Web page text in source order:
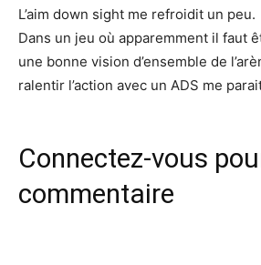
L’aim down sight me refroidit un peu.
Dans un jeu où apparemment il faut
une bonne vision d’ensemble de
ralentir l’action avec un ADS me
Connectez-vous
commentaire